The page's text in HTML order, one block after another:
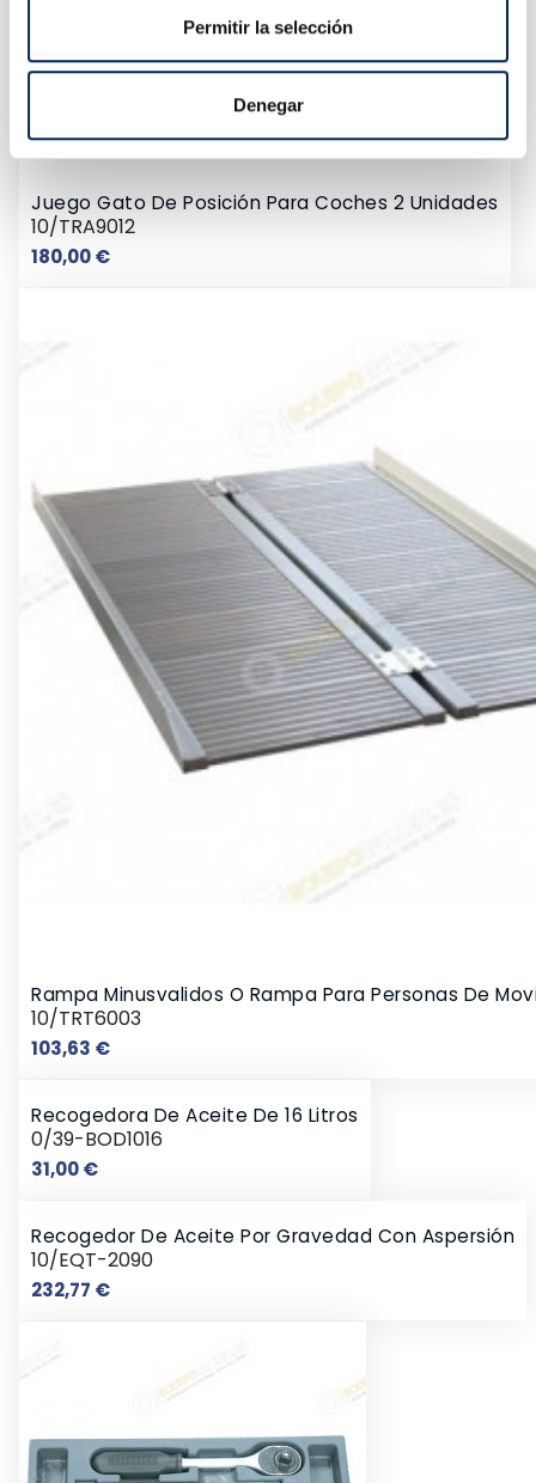
Permitir la selección
Denegar
Juego Gato De Posición Para Coches 2 Unidades
10/TRA9012
180,00 €Precio
Rampa Minusvalidos O Rampa Para Personas De
10/TRT6003
103,63 €Precio
Recogedora De Aceite De 16 Litros
0/39-BOD1016
31,00 €Precio
Recogedor De Aceite Por Gravedad Con Aspersión
10/EQT-2090
232,77 €Precio